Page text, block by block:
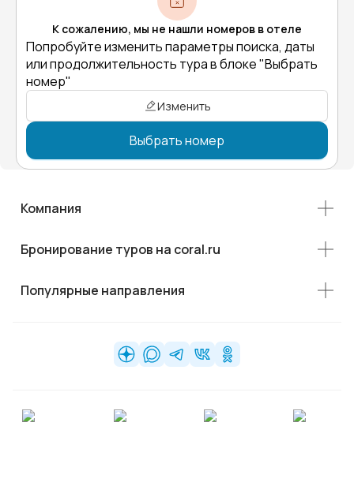
К сожалению, мы не нашли номеров в отеле
Попробуйте изменить параметры поиска, даты
или продолжительность тура в блоке "Выбрать
номер"
Изменить
Выбрать номер
Компания
Бронирование туров на coral.ru
Популярные направления